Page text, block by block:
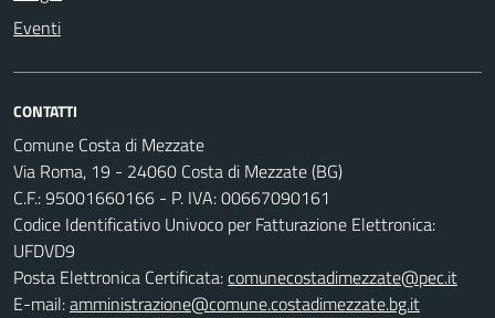
Eventi
CONTATTI
Comune Costa di Mezzate
Via Roma, 19 - 24060 Costa di Mezzate (BG)
C.F.: 95001660166 - P. IVA: 00667090161
Codice Identificativo Univoco per Fatturazione Elettronica:
UFDVD9
Posta Elettronica Certificata:comunecostadimezzate@pec.it
E-mail:amministrazione@comune.costadimezzate.bg.it